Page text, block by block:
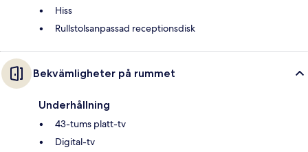
Hiss
Rullstolsanpassad receptionsdisk
Bekvämligheter på rummet
Underhållning
43-tums platt-tv
Digital-tv